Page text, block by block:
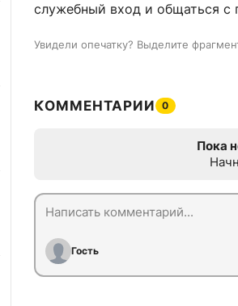
служебный вход и общаться с
Увидели опечатку? Выделите
КОММЕНТАРИИ 0
Пока
Гость